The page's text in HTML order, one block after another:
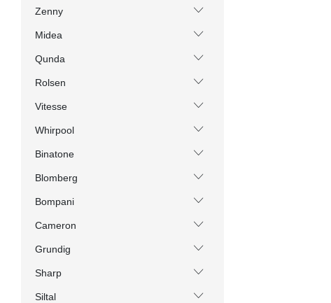
Zenny
Midea
Qunda
Rolsen
Vitesse
Whirpool
Binatone
Blomberg
Bompani
Cameron
Grundig
Sharp
Siltal